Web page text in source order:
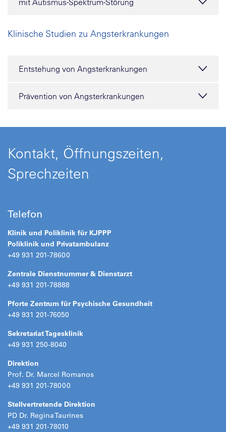
mit Autismus-Spektrum-Störung
Klinische Studien zu Angsterkrankungen
Entstehung von Angsterkrankungen
Prävention von Angsterkrankungen
Kontakt, Öffnungszeiten,
Sprechzeiten
Telefon
Klinik und Poliklinik für KJPPP
Poliklinik und Privatambulanz
+49 931 201-78600
Zentrale Dienstnummer & Dienstarzt
+49 931 201-78888
Pforte Zentrum für Psychische Gesundheit
+49 931 201-76050
Sekretariat Tagesklinik
+49 931 250-8040
Direktion
Prof. Dr. Marcel Romanos
+49 931 201-78000
Stellvertretende Direktion
PD Dr. Regina Taurines
+49 931 201-78010